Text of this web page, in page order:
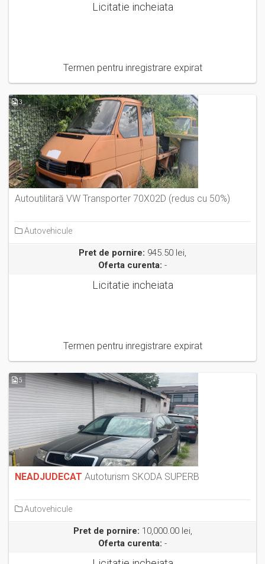
Licitatie incheiata
Termen pentru inregistrare expirat
3
Autoutilitară VW Transporter 70X02D (redus cu 50%)
Autovehicule
Pret de pornire: 945.50 lei,
Oferta curenta: -
Licitatie incheiata
Termen pentru inregistrare expirat
5
NEADJUDECAT Autoturism SKODA SUPERB
Autovehicule
Pret de pornire: 10,000.00 lei,
Oferta curenta: -